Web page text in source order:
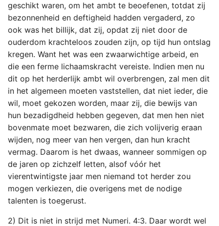
geschikt waren, om het ambt te beoefenen, totdat zij
bezonnenheid en deftigheid hadden vergaderd, zo
ook was het billijk, dat zij, opdat zij niet door de
ouderdom krachteloos zouden zijn, op tijd hun ontslag
kregen. Want het was een zwaarwichtige arbeid, en
die een ferme lichaamskracht vereiste. Indien men nu
dit op het herderlijk ambt wil overbrengen, zal men dit
in het algemeen moeten vaststellen, dat niet ieder, die
wil, moet gekozen worden, maar zij, die bewijs van
hun bezadigdheid hebben gegeven, dat men hen niet
bovenmate moet bezwaren, die zich volijverig eraan
wijden, nog meer van hen vergen, dan hun kracht
vermag. Daarom is het dwaas, wanneer sommigen op
de jaren op zichzelf letten, alsof vóór het
vierentwintigste jaar men niemand tot herder zou
mogen verkiezen, die overigens met de nodige
talenten is toegerust.
2) Dit is niet in strijd met Numeri. 4:3. Daar wordt wel